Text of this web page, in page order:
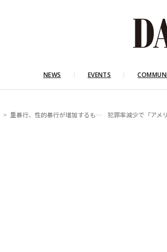
NEWS EVENTS
重暴行、性的暴行が増加するも… 犯罪率減少で「アメ